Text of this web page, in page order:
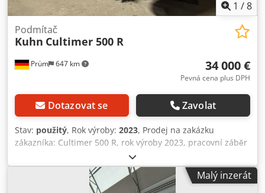
1 /8
Prüm 647 km
Podmítač
Kuhn Cultimer 500 R
34 000 €
Pevná cena plus DPH
Dotazovat se Zavolat
Stav: použitý, Rok výroby: 2023, Prodej na zakázku
zákazníka: Cultimer 500 R, rok výroby 2023, pracovní záběr
5 m, pracovní hloubka 5–35 cm, přepravní šířka 3,0 m,
počet slupic 16, počet urovnávacích disků 16, NSM jištění
proti kamenům, závěs KAT III a IV, HD-Liner válcováMalý inzerát